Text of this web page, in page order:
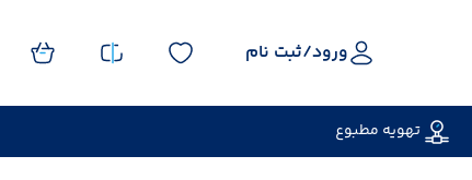
ورود/ثبت نام
تهویه مطبوع